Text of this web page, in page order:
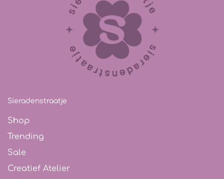
Sieradenstraatje
Shop
Trending
Sale
Creatief Atelier